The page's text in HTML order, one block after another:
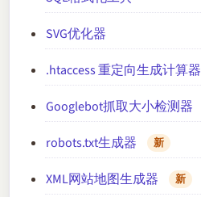
SVG优化器
.htaccess 重定向生成计算器
Googlebot抓取大小检测器
robots.txt生成器 新
XML网站地图生成器 新